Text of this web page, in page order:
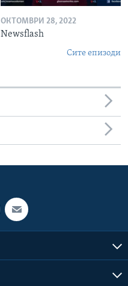
ОКТОМВРИ 28, 2022
Newsflash
Сите епизоди